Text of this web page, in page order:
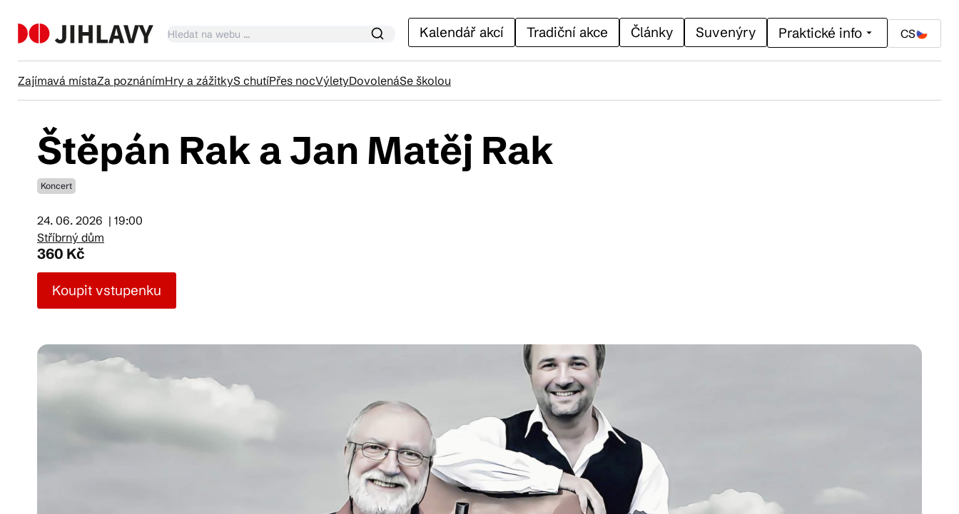
Kalendář akcí Tradiční akce Články Suvenýry Praktické info CS
Zajímavá místaZa poznánímHry a zážitkyS chutíPřes nocVýletyDovolenáSe školou
Kalendář akcí
Kam vyrazit
CS EN DE
Štěpán Rak a Jan Matěj Rak
Koncert
24. 06. 2026 | 19:00
Stříbrný dům
360 Kč
Koupit vstupenku